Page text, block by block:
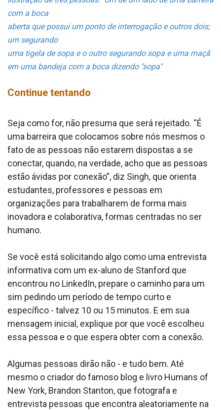
com a boca
aberta que possui um ponto de interrogação e outros dois;
um segurando
uma tigela de sopa e o outro segurando sopa e uma maçã
em uma bandeja com a boca dizendo "sopa"
Continue tentando
Seja como for, não presuma que será rejeitado. “É
uma barreira que colocamos sobre nós mesmos o
fato de as pessoas não estarem dispostas a se
conectar, quando, na verdade, acho que as pessoas
estão ávidas por conexão”, diz Singh, que orienta
estudantes, professores e pessoas em
organizações para trabalharem de forma mais
inovadora e colaborativa, formas centradas no ser
humano.
Se você está solicitando algo como uma entrevista
informativa com um ex-aluno de Stanford que
encontrou no LinkedIn, prepare o caminho para um
sim pedindo um período de tempo curto e
específico - talvez 10 ou 15 minutos. E em sua
mensagem inicial, explique por que você escolheu
essa pessoa e o que espera obter com a conexão.
Algumas pessoas dirão não - e tudo bem. Até
mesmo o criador do famoso blog e livro Humans of
New York, Brandon Stanton, que fotografa e
entrevista pessoas que encontra aleatoriamente na